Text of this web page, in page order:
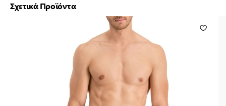
Σχετικά Προϊόντα